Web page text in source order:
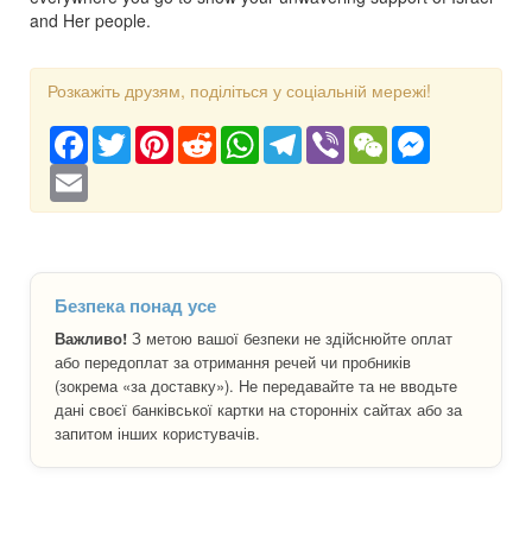
and Her people.
Розкажіть друзям, поділіться у соціальній мережі!
Facebook
TwitterPinterestRedditWhatsAppTelegram
Viber WeChat
Безпека понад усе
Важливо! З метою вашої безпеки не здійснюйте оплат
або передоплат за отримання речей чи пробників
(зокрема «за доставку»). Не передавайте та не вводьте
дані своєї банківської картки на сторонніх сайтах або за
запитом інших користувачів.